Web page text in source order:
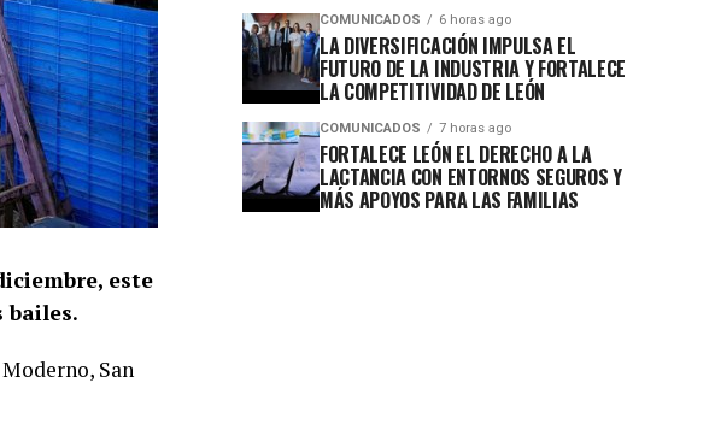
este
bailes.
San
COMUNICADOS 6 horas ago
LA DIVERSIFICACIÓN IMPULSA EL
FUTURO DE LA INDUSTRIA Y FORTALECE
LA COMPETITIVIDAD DE LEÓN
COMUNICADOS 7 horas ago
FORTALECE LEÓN EL DERECHO A LA
LACTANCIA CON ENTORNOS SEGUROS Y
MÁS APOYOS PARA LAS FAMILIAS